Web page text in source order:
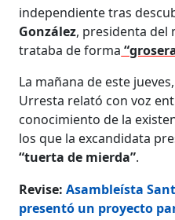
independiente tras
González, presidenta del
trataba de forma
La mañana de este
Urresta relató con voz
conocimiento de la
los que la excandidata
“tuerta de mierda”.
Revise:Asambleísta
presentó un proyecto